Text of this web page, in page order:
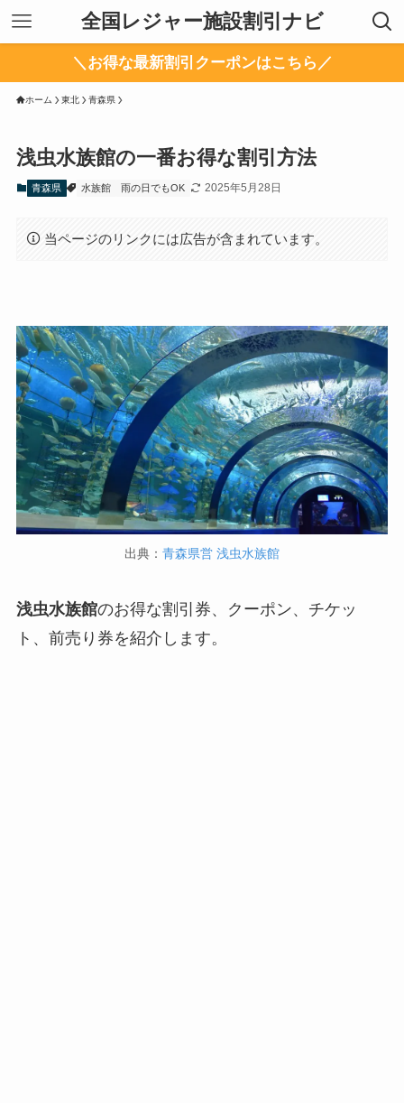
全国レジャー施設割引ナビ
＼お得な最新割引クーポンはこちら／
ホーム 東北 青森県
浅虫水族館の一番お得な割引方法
青森県 水族館 雨の日でもOK 2025年5月28日
当ページのリンクには広告が含まれています。
出典： 青森県営 浅虫水族館
浅虫水族館のお得な割引券、クーポン、チケッ
ト、前売り券を紹介します。